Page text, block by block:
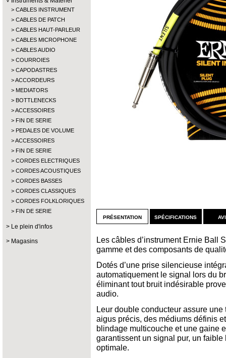
CABLES INSTRUMENT
CABLES DE PATCH
CABLES HAUT-PARLEUR
CABLES MICROPHONE
CABLES AUDIO
COURROIES
CAPODASTRES
ACCORDEURS
MEDIATORS
BOTTLENECKS
ACCESSOIRES
FIN DE SERIE
PEDALES DE VOLUME
ACCESSOIRES
FIN DE SERIE
CORDES ELECTRIQUES
CORDES ACOUSTIQUES
CORDES BASSES
CORDES CLASSIQUES
CORDES FOLKLORIQUES
FIN DE SERIE
Le plein d'infos
Magasins
présentation
Les câbles d’instrument Ernie Ball
gamme et des composants de
Dotés d’une prise silencieuse
automatiquement le signal lors du
éliminant tout bruit indésirable
audio.
Leur double conducteur assure
aigus précis, des médiums définis
blindage multicouche et une gaine
garantissent un signal pur, un
optimale.
spécifications